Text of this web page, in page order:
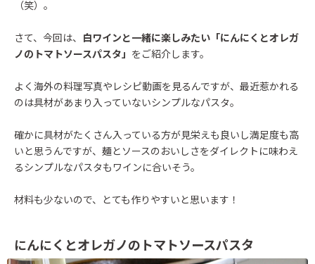
（笑）。
さて、今回は、
白ワインと一緒に楽しみたい「にんにくとオレガ
ノのトマトソースパスタ」 をご紹介します。
よく海外の料理写真やレシピ動画を見るんですが、最近惹かれる
のは具材があまり入っていないシンプルなパスタ。
確かに具材がたくさん入っている方が見栄えも良いし満足度も高
いと思うんですが、麺とソースのおいしさをダイレクトに味わえ
るシンプルなパスタもワインに合いそう。
材料も少ないので、とても作りやすいと思います！
にんにくとオレガノのトマトソースパスタ